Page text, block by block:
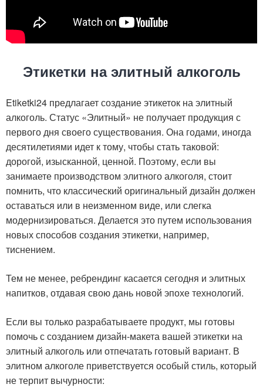
Этикетки на элитный алкоголь
Etiketki24 предлагает создание этикеток на элитный
алкоголь. Статус «Элитный» не получает продукция с
первого дня своего существования. Она годами, иногда
десятилетиями идет к тому, чтобы стать таковой:
дорогой, изысканной, ценной. Поэтому, если вы
занимаете производством элитного алкоголя, стоит
помнить, что классический оригинальный дизайн должен
оставаться или в неизменном виде, или слегка
модернизироваться. Делается это путем использования
новых способов создания этикетки, например,
тиснением.
Тем не менее, ребрендинг касается сегодня и элитных
напитков, отдавая свою дань новой эпохе технологий.
Если вы только разрабатываете продукт, мы готовы
помочь с созданием дизайн-макета вашей этикетки на
элитный алкоголь или отпечатать готовый вариант. В
элитном алкоголе приветствуется особый стиль, который
не терпит вычурности: